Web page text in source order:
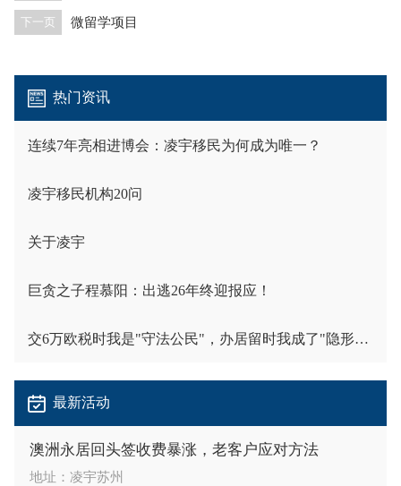
下一页 微留学项目
热门资讯
连续7年亮相进博会：凌宇移民为何成为唯一？
凌宇移民机构20问
关于凌宇
巨贪之子程慕阳：出逃26年终迎报应！
交6万欧税时我是"守法公民"，办居留时我成了"隐形人"
最新活动
澳洲永居回头签收费暴涨，老客户应对方法
地址：凌宇苏州